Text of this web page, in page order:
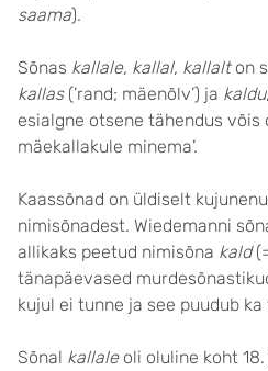
saama).
Sõnas kallale, kallal, kallalton
kallas(’rand; mäenõlv’) ja kaldu
esialgne otsene tähendus võis
mäekallakule minema’.
Kaassõnad on üldiselt
nimisõnadest. Wiedemanni
allikaks peetud nimisõna kald
tänapäevased
kujul ei tunne ja see puudub
Sõnal kallaleoli oluline koht 18.